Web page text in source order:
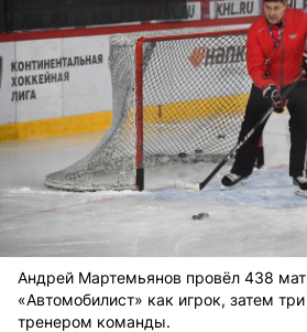
Андрей Мартемьянов провёл 438
«Автомобилист» как игрок, затем
тренером команды.